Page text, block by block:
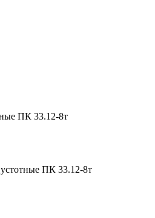
ПК 33.12-8т
ПК 33.12-8т